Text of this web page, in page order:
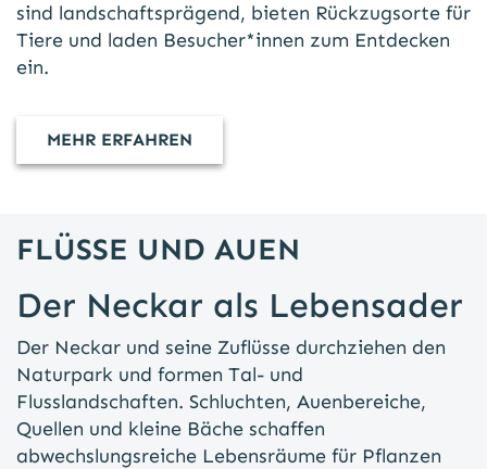
sind landschaftsprägend, bieten Rückzugsorte für
Tiere und laden Besucher*innen zum Entdecken
ein.
MEHR ERFAHREN
FLÜSSE UND AUEN
Der Neckar als Lebensader
Der Neckar und seine Zuflüsse durchziehen den
Naturpark und formen Tal- und
Flusslandschaften. Schluchten, Auenbereiche,
Quellen und kleine Bäche schaffen
abwechslungsreiche Lebensräume für Pflanzen